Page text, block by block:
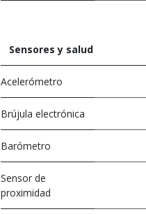
Sensores y salud
Acelerómetro
Brújula electrónica
Barómetro
Sensor de
proximidad